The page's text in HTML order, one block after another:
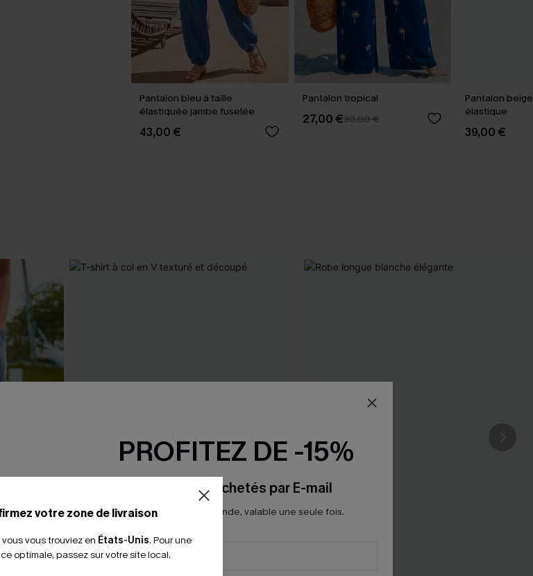
Pantalon bleu à taille
élastiquée jambe fuselée
43,00 €
Pantalon tropical
27,00 €30,00 €
Pantalon
élastique
39,00 €
votre zone de livraison
vous trouviez en États-Unis. Pour une
optimale, passez sur votre site local.
PROFITEZ DE -15%
-15% dès 2 Achetés par E-mail
*Un code par commande, valable une seule fois.